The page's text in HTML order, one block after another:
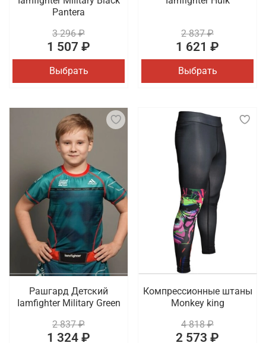
Pantera
3 296 ₽
1 507 ₽
Выбрать
2 837 ₽
1 621 ₽
Выбрать
Рашгард Детский
Iamfighter Military Green
2 837 ₽
1 324 ₽
Компрессионные штаны
Monkey king
4 818 ₽
2 573 ₽